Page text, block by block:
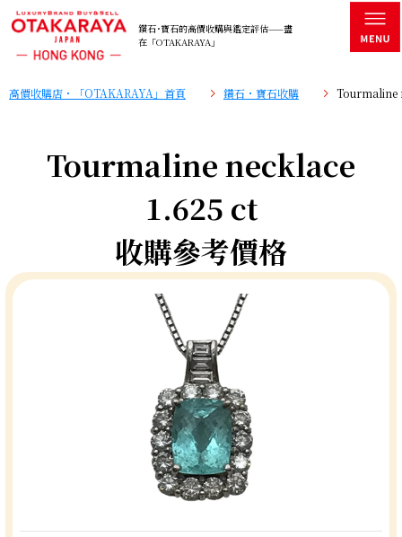
鑽石･寶石的高價收購與鑑定評估——盡
在「OTAKARAYA」
高價收購店・「OTAKARAYA」首頁 鑽石・寶石收購 Tourmaline
Tourmaline necklace
1.625 ct
收購參考價格